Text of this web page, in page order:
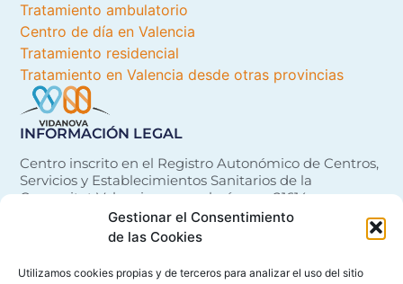
Gestionar el Consentimiento
de las Cookies
Utilizamos cookies propias y de terceros para analizar el uso del sitio
Tratamiento ambulatorio
Centro de día en Valencia
Tratamiento residencial
Tratamiento en Valencia desde otras provincias
INFORMACIÓN LEGAL
Centro inscrito en el Registro Autonómico de Centros,
Servicios y Establecimientos Sanitarios de la
Comunitat Valenciana con el número 21614